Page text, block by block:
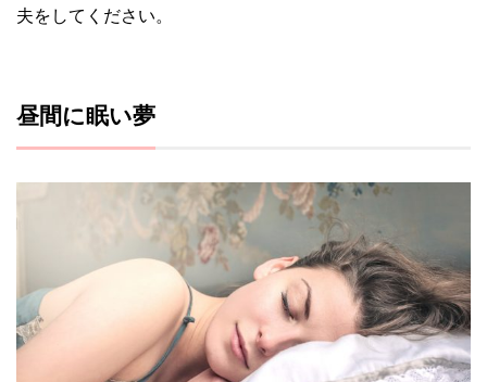
夫をしてください。
昼間に眠い夢